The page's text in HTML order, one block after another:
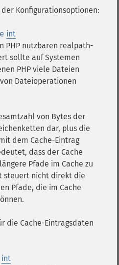
Konfigurationsoptionen:
int
PHP nutzbaren realpath-
sollte auf Systemen
PHP viele Dateien
Dateioperationen
von Bytes der
dar, plus die
dem Cache-Eintrag
dass der Cache
Pfade im Cache zu
steuert nicht direkt die
Pfade, die im Cache
die Cache-Eintragsdaten
int